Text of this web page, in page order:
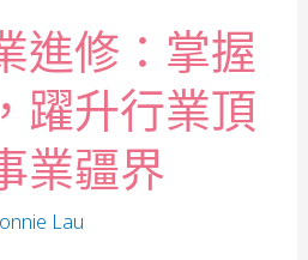
進修：掌握
躍升行業頂
業疆界
Lau